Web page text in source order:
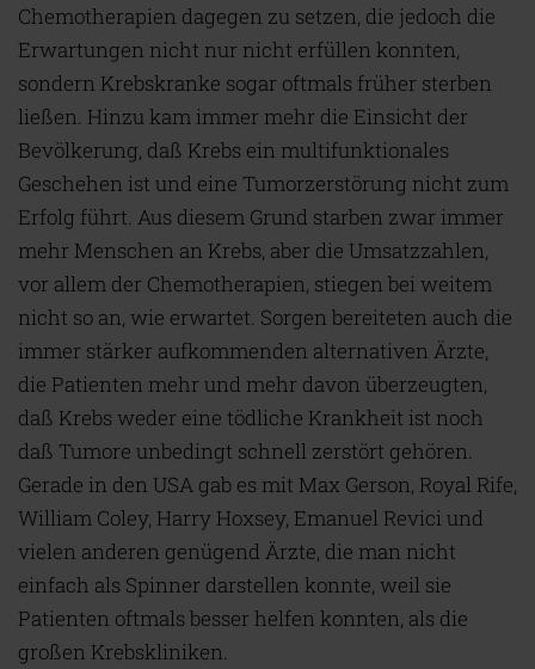
Chemotherapien dagegen zu setzen, die jedoch die
Erwartungen nicht nur nicht erfüllen konnten,
sondern Krebskranke sogar oftmals früher sterben
ließen. Hinzu kam immer mehr die Einsicht der
Bevölkerung, daß Krebs ein multifunktionales
Geschehen ist und eine Tumorzerstörung nicht zum
Erfolg führt. Aus diesem Grund starben zwar immer
mehr Menschen an Krebs, aber die Umsatzzahlen,
vor allem der Chemotherapien, stiegen bei weitem
nicht so an, wie erwartet. Sorgen bereiteten auch die
immer stärker aufkommenden alternativen Ärzte,
die Patienten mehr und mehr davon überzeugten,
daß Krebs weder eine tödliche Krankheit ist noch
daß Tumore unbedingt schnell zerstört gehören.
Gerade in den USA gab es mit Max Gerson, Royal Rife,
William Coley, Harry Hoxsey, Emanuel Revici und
vielen anderen genügend Ärzte, die man nicht
einfach als Spinner darstellen konnte, weil sie
Patienten oftmals besser helfen konnten, als die
großen Krebskliniken.